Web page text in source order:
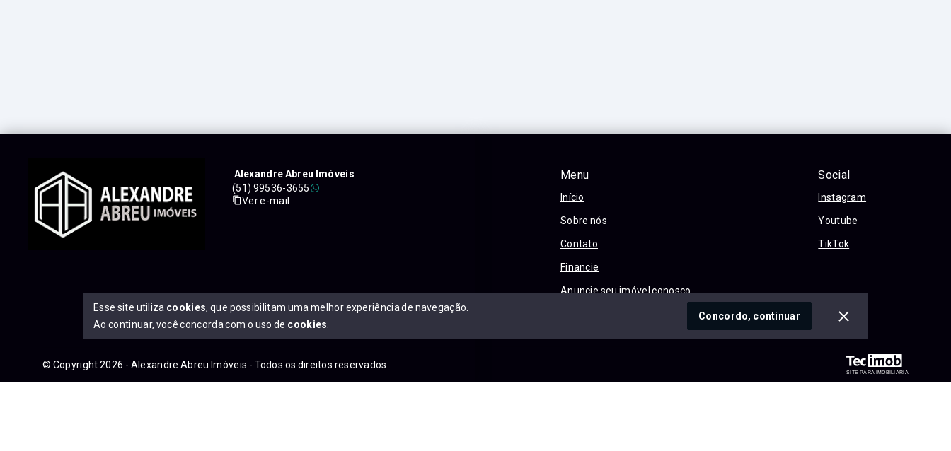
Menu
Início
Sobre nós
Contato
Financie
Anuncie seu imóvel conosco
Social
Instagram
Youtube
TikTok
SITE PARA IMOBILIARIA
Alexandre Abreu Imóveis
(51) 99536-3655
Ver e-mail
© Copyright 2026 - Alexandre Abreu Imóveis - Todos os direitos reservados
Esse site utiliza cookies, que possibilitam uma melhor experiência de navegação.
Ao continuar, você concorda com o uso de cookies
Concordo, continuar